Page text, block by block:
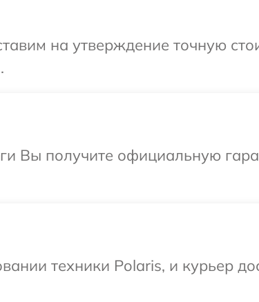
на утверждение точную
Вы получите официальную
техники Polaris, и курьер